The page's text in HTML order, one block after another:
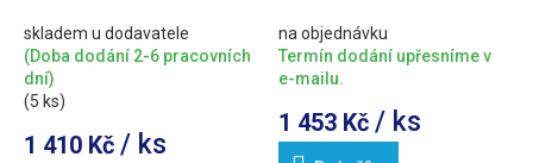
bílá
skladem u dodavatele
(Doba dodání 2-6 pracovních
dní)
(5 ks)
1 410 Kč / ks
černá mat
na objednávku
Termín dodání upřesníme v
e-mailu.
1 453 Kč / ks